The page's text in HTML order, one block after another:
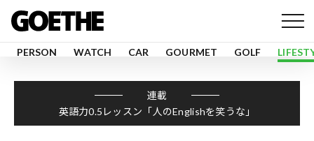
PERSON WATCH CAR GOURMET GOLF
連載
英語力0.5レッスン「人のEnglishを笑うな」